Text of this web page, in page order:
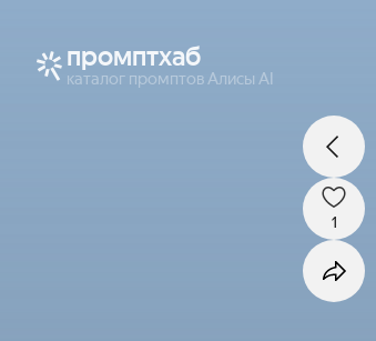
промптхаб
каталог промптов Алисы AI
1